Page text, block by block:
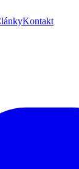
Kontakt